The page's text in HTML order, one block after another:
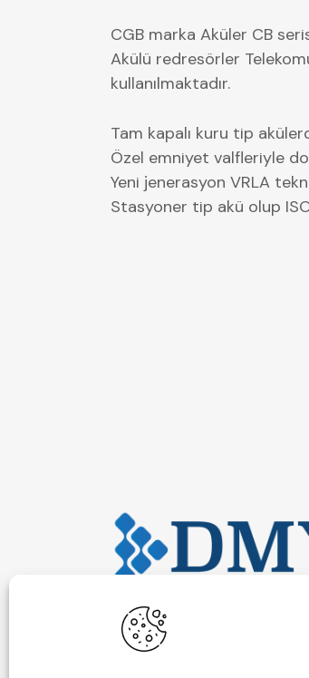
CGB marka Aküler CB
Akülü redresörler
kullanılmaktadır.
Tam kapalı kuru tip
Özel emniyet valfleriyle
Yeni jenerasyon VRLA
Stasyoner tip akü olup
DMY Elektrik
Aydınlatma A.Ş. , 2020
Savior ve Na-De